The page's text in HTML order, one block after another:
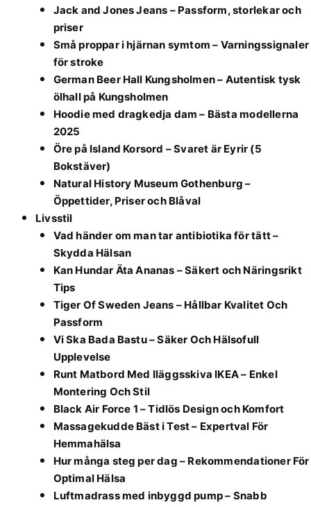
Jack and Jones Jeans – Passform, storlekar och
priser
Små proppar i hjärnan symtom – Varningssignaler
för stroke
German Beer Hall Kungsholmen – Autentisk tysk
ölhall på Kungsholmen
Hoodie med dragkedja dam – Bästa modellerna
2025
Öre på Island Korsord – Svaret är Eyrir (5
Bokstäver)
Natural History Museum Gothenburg –
Öppettider, Priser och Blåval
Livsstil
Vad händer om man tar antibiotika för tätt –
Skydda Hälsan
Kan Hundar Äta Ananas – Säkert och Näringsrikt
Tips
Tiger Of Sweden Jeans – Hållbar Kvalitet Och
Passform
Vi Ska Bada Bastu – Säker Och Hälsofull
Upplevelse
Runt Matbord Med Iläggsskiva IKEA – Enkel
Montering Och Stil
Black Air Force 1 – Tidlös Design och Komfort
Massagekudde Bäst i Test – Expertval För
Hemmahälsa
Hur många steg per dag – Rekommendationer För
Optimal Hälsa
Luftmadrass med inbyggd pump – Snabb